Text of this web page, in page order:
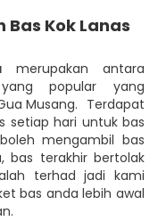
Bas Kok Lanas
merupakan antara
popular yang
Musang. Terdapat
setiap hari untuk bas
mengambil bas
bas terakhir bertolak
terhad jadi kami
bas anda lebih awal